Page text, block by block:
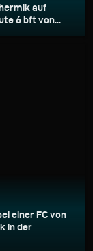
auf
6 bft von...
einer FC von
in der